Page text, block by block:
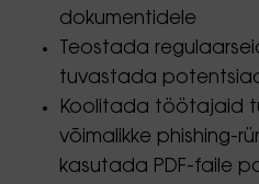
dokumentidele
Teostada
tuvastada
Koolitada töötajaid
võimalikke phishing-
kasutada PDF-faile